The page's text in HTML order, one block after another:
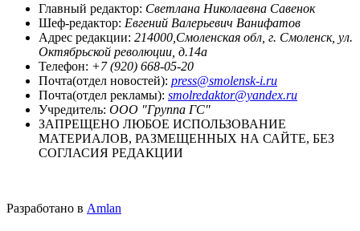
Главный редактор: Светлана Николаевна Савенок
Шеф-редактор: Евгений Валерьевич Ванифатов
Адрес редакции: 214000,Смоленская обл, г. Смоленск, ул.
Октябрьской революции, д.14а
Телефон: +7 (920) 668-05-20
Почта(отдел новостей): press@smolensk-i.ru
Почта(отдел рекламы): smolredaktor@yandex.ru
Учредитель: ООО "Группа ГС"
ЗАПРЕЩЕНО ЛЮБОЕ ИСПОЛЬЗОВАНИЕ
МАТЕРИАЛОВ, РАЗМЕЩЕННЫХ НА САЙТЕ, БЕЗ
СОГЛАСИЯ РЕДАКЦИИ
Разработано в Amlan